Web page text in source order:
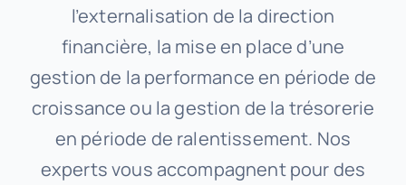
l’externalisation de la direction
financière, la mise en place d’une
gestion de la performance en période de
croissance ou la gestion de la trésorerie
en période de ralentissement. Nos
experts vous accompagnent pour des